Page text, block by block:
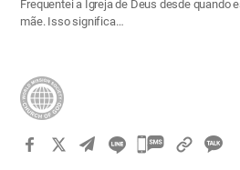
Frequentei a Igreja de Deus desde quando
mãe. Isso significa…
카